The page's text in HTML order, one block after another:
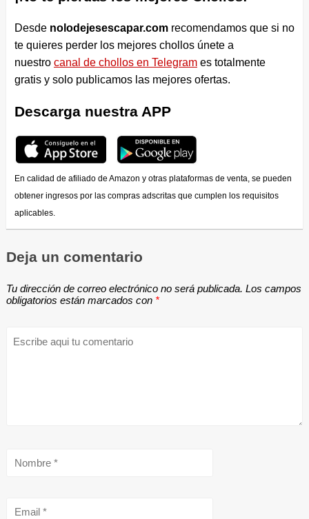
Desde nolodejesescapar.comrecomendamos que si no
te quieres perder los mejores chollos únete a
nuestro canal de chollos en Telegrames totalmente
gratis y solo publicamos las mejores ofertas.
Descarga nuestra APP
En calidad de afiliado de Amazon y otras plataformas de venta, se pueden
obtener ingresos por las compras adscritas que cumplen los requisitos
aplicables.
Deja un comentario
Tu dirección de correo electrónico no será publicada. Los campos
obligatorios están marcados con *